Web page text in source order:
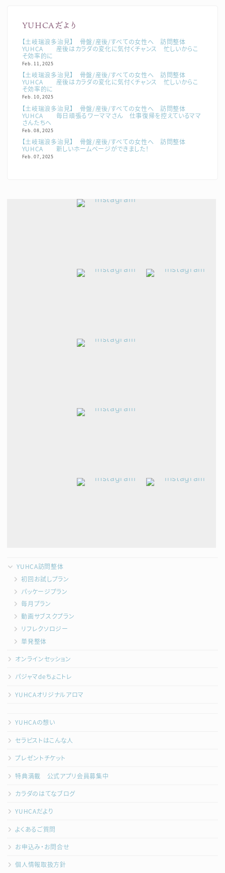
YUHCAだより
【土岐瑞浪多治見】 骨盤/産後/すべての女性へ 訪問整体
YUHCA 産後はカラダの変化に気付くチャンス 忙しいからこ
そ効率的に
Feb. 11, 2025
【土岐瑞浪多治見】 骨盤/産後/すべての女性へ 訪問整体
YUHCA 産後はカラダの変化に気付くチャンス 忙しいからこ
そ効率的に
Feb. 10, 2025
【土岐瑞浪多治見】 骨盤/産後/すべての女性へ 訪問整体
YUHCA 毎日頑張るワーママさん 仕事復帰を控えているママ
さんたちへ
Feb. 08, 2025
【土岐瑞浪多治見】 骨盤/産後/すべての女性へ 訪問整体
YUHCA 新しいホームページができました！
Feb. 07, 2025
YUHCA訪問整体
初回お試しプラン
パッケージプラン
毎月プラン
動画サブスクプラン
リフレクソロジー
単発整体
オンラインセッション
パジャマdeちょこトレ
YUHCAオリジナルアロマ
YUHCAの想い
セラピストはこんな人
プレゼントチケット
特典満載 公式アプリ会員募集中
カラダのはてなブログ
YUHCAだより
よくあるご質問
お申込み・お問合せ
個人情報取扱方針